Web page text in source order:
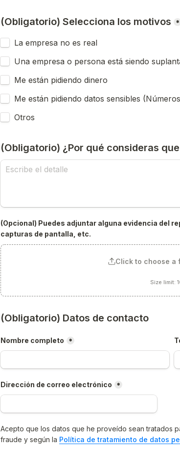
(Obligatorio) Selecciona los motivos *
La empresa no es real
Una empresa o persona está siendo
Me están pidiendo dinero
Me están pidiendo datos sensibles
Otros
(Obligatorio) ¿Por qué consideras
(Opcional) Puedes adjuntar alguna evidencia del
capturas de pantalla, etc.
Click to choose a
Size limit:
(Obligatorio) Datos de contacto
Nombre completo *
Dirección de correo electrónico *
Acepto que los datos que he proveído sean tratados
fraude y según la Política de tratamiento de datos